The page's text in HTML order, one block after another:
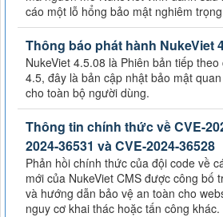
cáo một lỗ hổng bảo mật nghiêm
Thông báo phát hành NukeViet
NukeViet 4.5.08 là Phiên bản tiếp
4.5, đây là bản cập nhật bảo mật
cho toàn bộ người dùng.
Thông tin chính thức về CVE-
2024-36531 và CVE-2024-36528
Phản hồi chính thức của đội code về
mới của NukeViet CMS được công bố
và hướng dẫn bảo vệ an toàn cho
nguy cơ khai thác hoặc tấn công khác.